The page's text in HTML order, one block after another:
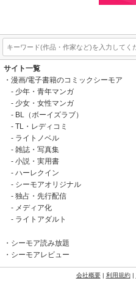
サイト一覧
漫画/電子書籍のコミックシーモア
少年・青年マンガ
少女・女性マンガ
BL（ボーイズラブ）
TL・レディコミ
ライトノベル
雑誌・写真集
小説・実用書
ハーレクイン
シーモアオリジナル
独占・先行配信
メディア化
ライトアダルト
シーモア読み放題
シーモアレビュー
会社概要| 利用規約|